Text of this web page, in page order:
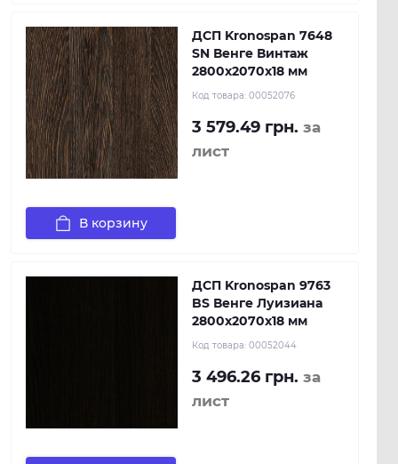
ДСП Kronospan 7648
SN Венге Винтаж
2800x2070x18 мм
Код товара: 00052076
3 579.49 грн. за
лист
В корзину
ДСП Kronospan 9763
BS Венге Луизиана
2800x2070x18 мм
Код товара: 00052044
3 496.26 грн. за
лист